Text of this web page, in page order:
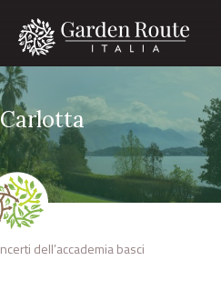
dell’accademia basci